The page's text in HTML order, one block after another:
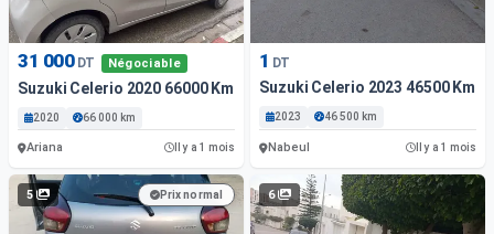
31 000 DT Négociable
Suzuki Celerio 2020 66000 Km
2020 66 000 km
Ariana Il y a 1 mois
1 DT
Suzuki Celerio 2023 46500 Km
2023 46 500 km
Nabeul Il y a 1 mois
5 Prix normal 6